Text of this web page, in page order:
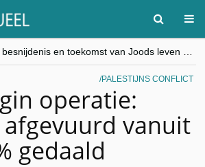
“Besnijdenisdebat toont hoe moeilijk seculiere Westen minderheden begrijpt”, Jinnih Beels (Vooruit)
CITYTRIP | ROEMENIË – Boekarest: de verrassing van Oost-Europa
PALESTIJNS CONFLICT
operatie:
vanuit
gedaald